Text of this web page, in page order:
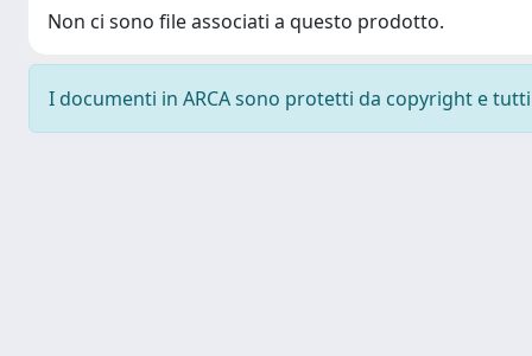
Non ci sono file associati a questo prodotto.
I documenti in ARCA sono protetti da copyright e